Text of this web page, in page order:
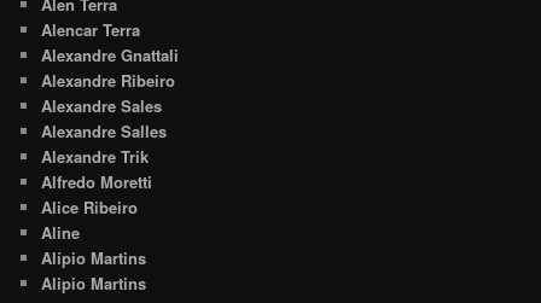
Alencar Terra
Alexandre Gnattali
Alexandre Ribeiro
Alexandre Sales
Alexandre Salles
Alexandre Trik
Alfredo Moretti
Alice Ribeiro
Aline
Alípio Martins
Alipio Martins